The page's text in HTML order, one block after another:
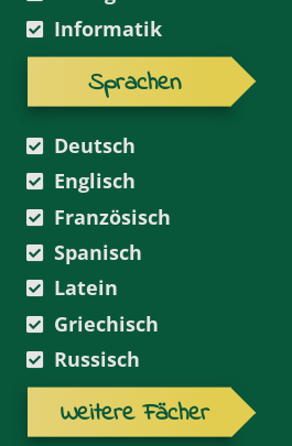
Informatik
Sprachen
Deutsch
Englisch
Französisch
Spanisch
Latein
Griechisch
Russisch
Weitere Fächer